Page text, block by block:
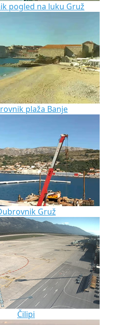
pogled na luku Gruž
plaža Banje
Gruž
Čilipi